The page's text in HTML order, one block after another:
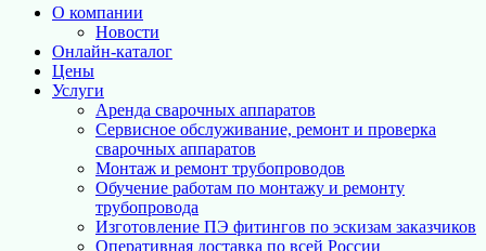
О компании
Новости
Онлайн-каталог
Цены
Услуги
Аренда сварочных аппаратов
Сервисное обслуживание, ремонт и проверка
сварочных аппаратов
Монтаж и ремонт трубопроводов
Обучение работам по монтажу и ремонту
трубопровода
Изготовление ПЭ фитингов по эскизам заказчиков
Оперативная доставка по всей России